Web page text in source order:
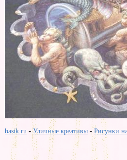
basik.ru -Уличные креативы - Рисунки